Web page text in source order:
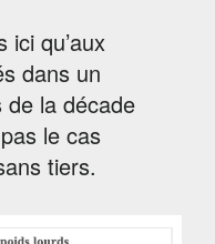
ici qu’aux
dans un
la décade
le cas
tiers.